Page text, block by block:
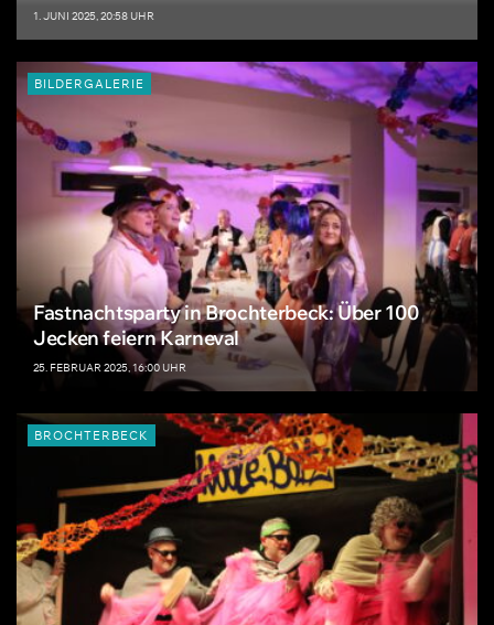
1. JUNI 2025, 20:58 UHR
BILDERGALERIE
Fastnachtsparty in Brochterbeck: Über 100
Jecken feiern Karneval
25. FEBRUAR 2025, 16:00 UHR
BROCHTERBECK